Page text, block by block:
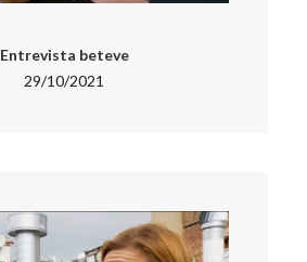
Entrevista beteve
29/10/2021